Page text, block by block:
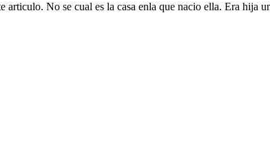
No se cual es la casa enla que nacio ella. Era hija